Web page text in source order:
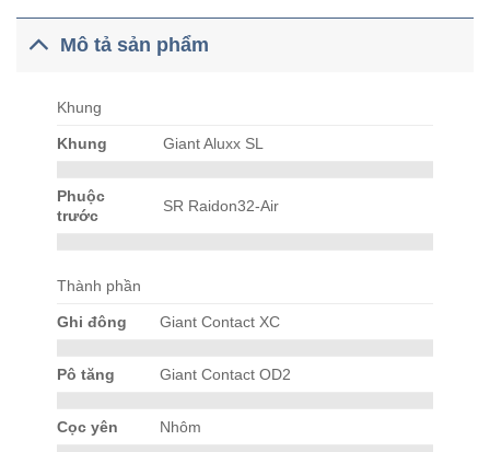
Mô tả sản phẩm
Khung
Khung Giant Aluxx SL
Phuộc
trước
SR Raidon32-Air
Thành phần
Ghi đông Giant Contact XC
Pô tăng Giant Contact OD2
Cọc yên Nhôm